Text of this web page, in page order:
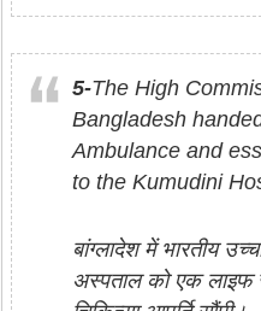
5-The High
Bangladesh
Ambulance and
to the Kumudini
बांग्लादेश में भारतीय
अस्पताल को एक लाइफ